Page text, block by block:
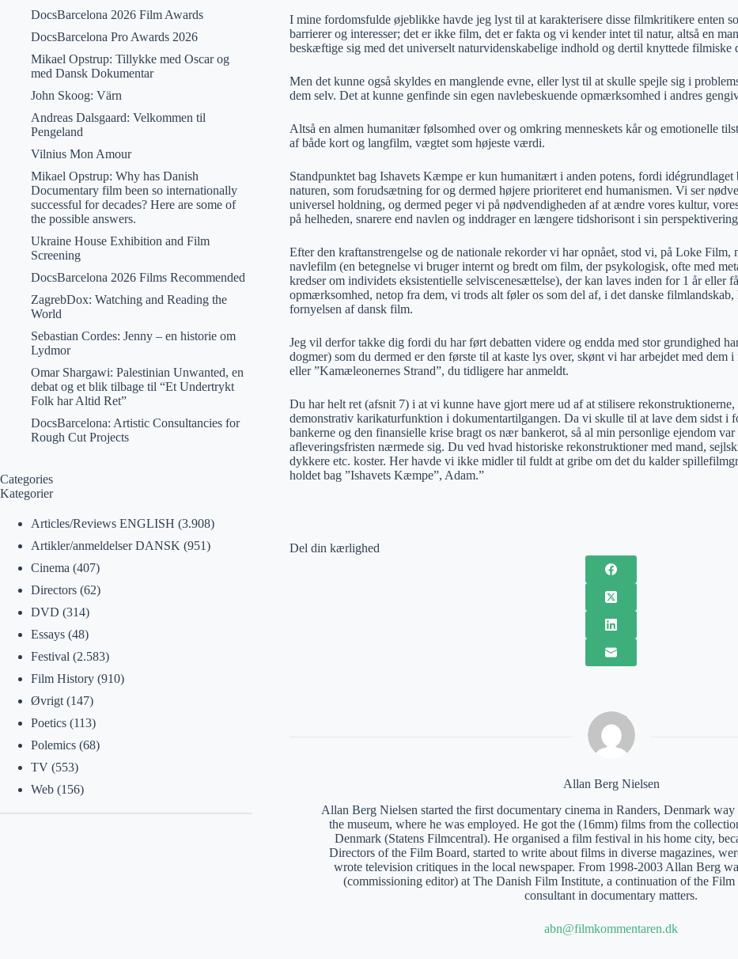
I mine fordomsfulde øjeblikke havde jeg lyst til at karakterisere disse filmkritikere enten
barrierer og interesser; det er ikke film, det er fakta og vi kender intet til natur, altså en
beskæftige sig med det universelt naturvidenskabelige indhold og dertil knyttede filmiske
Men det kunne også skyldes en manglende evne, eller lyst til at skulle spejle sig i
dem selv. Det at kunne genfinde sin egen navlebeskuende opmærksomhed i andres
Altså en almen humanitær følsomhed over og omkring menneskets kår og emotionelle
af både kort og langfilm, vægtet som højeste værdi.
Standpunktet bag Ishavets Kæmpe er kun humanitært i anden potens, fordi
naturen, som forudsætning for og dermed højere prioriteret end humanismen. Vi ser
universel holdning, og dermed peger vi på nødvendigheden af at ændre vores kultur,
på helheden, snarere end navlen og inddrager en længere tidshorisont i sin
Efter den kraftanstrengelse og de nationale rekorder vi har opnået, stod vi, på Loke Film,
navlefilm (en betegnelse vi bruger internt og bredt om film, der psykologisk, ofte med
kredser om individets eksistentielle selviscenesættelse), der kan laves inden for 1 år eller
opmærksomhed, netop fra dem, vi trods alt føler os som del af, i det danske
fornyelsen af dansk film.
Jeg vil derfor takke dig fordi du har ført debatten videre og endda med stor grundighed
dogmer) som du dermed er den første til at kaste lys over, skønt vi har arbejdet med dem
eller ”Kamæleonernes Strand”, du tidligere har anmeldt.
Du har helt ret (afsnit 7) i at vi kunne have gjort mere ud af at stilisere
demonstrativ karikaturfunktion i dokumentartilgangen. Da vi skulle til at lave dem sidst i
bankerne og den finansielle krise bragt os nær bankerot, så al min personlige ejendom var
afleveringsfristen nærmede sig. Du ved hvad historiske rekonstruktioner med mand,
dykkere etc. koster. Her havde vi ikke midler til fuldt at gribe om det du kalder
holdet bag ”Ishavets Kæmpe”, Adam.”
Del din kærlighed
Allan Berg Nielsen
Allan Berg Nielsen started the first documentary cinema in Randers, Denmark way
the museum, where he was employed. He got the (16mm) films from the
Denmark (Statens Filmcentral). He organised a film festival in his home city,
Directors of the Film Board, started to write about films in diverse magazines,
wrote television critiques in the local newspaper. From 1998-2003 Allan Berg
(commissioning editor) at The Danish Film Institute, a continuation of the Film
consultant in documentary matters.
abn@filmkommentaren.dk
DocsBarcelona 2026 Film Awards
DocsBarcelona Pro Awards 2026
Mikael Opstrup: Tillykke med Oscar og
med Dansk Dokumentar
John Skoog: Värn
Andreas Dalsgaard: Velkommen til
Pengeland
Vilnius Mon Amour
Mikael Opstrup: Why has Danish
Documentary film been so internationally
successful for decades? Here are some of
the possible answers.
Ukraine House Exhibition and Film
Screening
DocsBarcelona 2026 Films Recommended
ZagrebDox: Watching and Reading the
World
Sebastian Cordes: Jenny – en historie om
Lydmor
Omar Shargawi: Palestinian Unwanted, en
debat og et blik tilbage til “Et Undertrykt
Folk har Altid Ret”
DocsBarcelona: Artistic Consultancies for
Rough Cut Projects
Categories
Kategorier
Articles/Reviews ENGLISH (3.908)
Artikler/anmeldelser DANSK (951)
Cinema (407)
Directors(62)
DVD (314)
Essays(48)
Festival (2.583)
Film History(910)
Øvrigt(147)
Poetics(113)
Polemics(68)
TV(553)
Web(156)